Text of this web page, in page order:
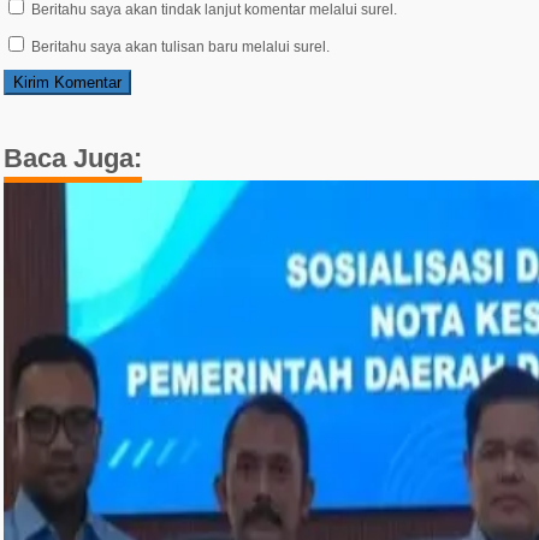
Beritahu saya akan tindak lanjut komentar melalui surel.
Beritahu saya akan tulisan baru melalui surel.
Baca Juga: